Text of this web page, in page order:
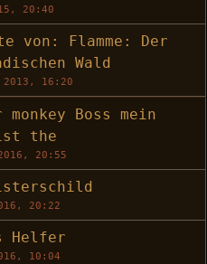
20:40
von: Flamme: Der
Wald
2013, 16:20
Boss mein
ist the
20:55
20:22
Helfer
10:04